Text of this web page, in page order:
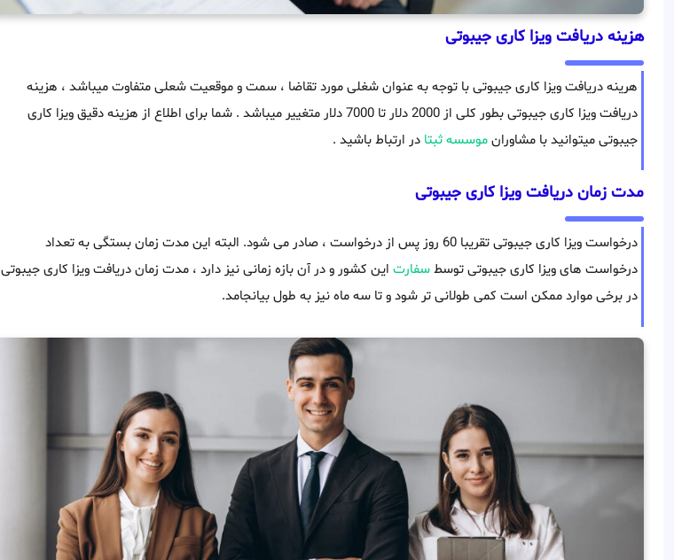
هزینه دریافت ویزا کاری جیبوتی
هرینه دریافت ویزا کاری جیبوتی با توجه به عنوان شغلی مورد تقاضا ، سمت و موقعیت شعلی متفاوت میباشد ، هزینه
دریافت ویزا کاری جیبوتی بطور کلی از 2000 دلار تا 7000 دلار متغییر میباشد . شما برای اطلاع از هزینه دقیق ویزا کاری
جیبوتی میتوانید با مشاورانموسسه ثبتا در ارتباط باشید .
مدت زمان دریافت ویزا کاری جیبوتی
درخواست ویزا کاری جیبوتی تقریبا 60 روز پس از درخواست ، صادر می شود. البته این مدت زمان بستگی به تعداد
درخواست های ویزا کاری جیبوتی توسطسفارت این کشور و در آن بازه زمانی نیز دارد ، مدت زمان دریافت ویزا کاری جیبوتی
در برخی موارد ممکن است کمی طولانی تر شود و تا سه ماه نیز به طول بیانجامد.